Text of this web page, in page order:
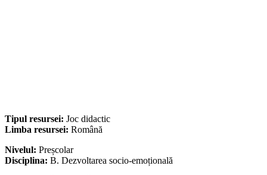
Tipul resursei: Joc didactic
Limba resursei: Română
Nivelul: Preșcolar
Disciplina: B. Dezvoltarea socio-emoțională